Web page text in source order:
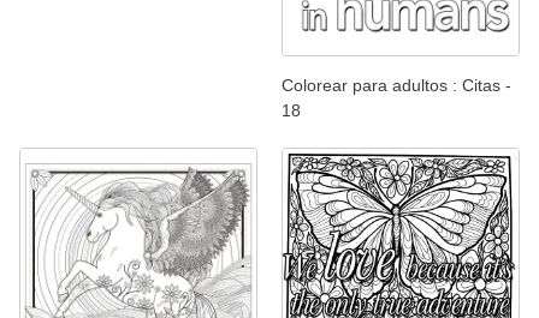
Colorear para adultos : Citas -
18